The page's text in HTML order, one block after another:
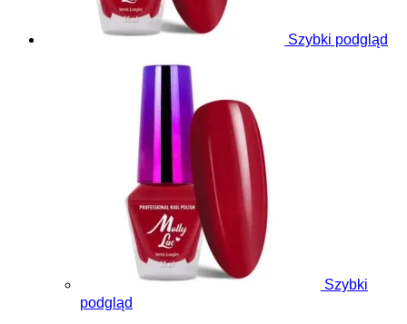
Szybki podgląd
Szybki
podgląd